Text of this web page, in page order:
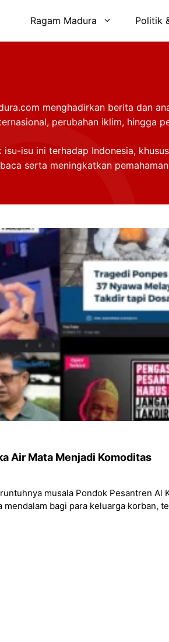
Ragam Madura Politik
menghadirkan berita dan
perubahan iklim, hingga
isu ini terhadap Indonesia,
serta meningkatkan
Air Mata Menjadi Komoditas
musala Pondok Pesantren Al
mendalam bagi para keluarga korban,